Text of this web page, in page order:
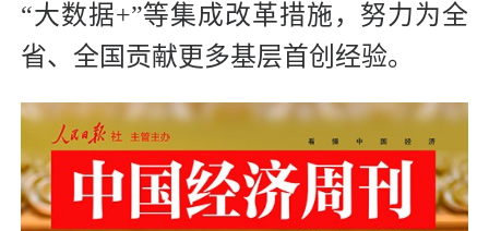
“大数据+”等集成改革措施，努力为全
省、全国贡献更多基层首创经验。